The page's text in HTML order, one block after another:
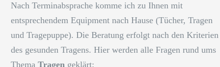
Nach Terminabsprache komme ich zu Ihnen mit
entsprechendem Equipment nach Hause (Tücher, Tragen
und Tragepuppe). Die Beratung erfolgt nach den Kriterien
des gesunden Tragens. Hier werden alle Fragen rund ums
ThemaTragen geklärt: